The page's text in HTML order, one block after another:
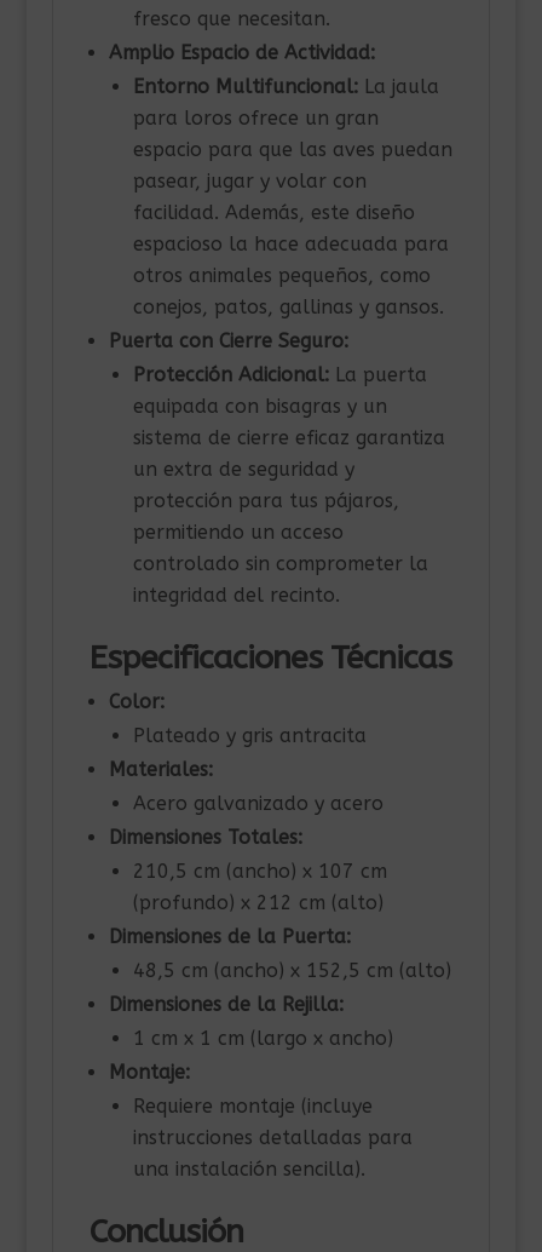
fresco que necesitan.
Amplio Espacio de Actividad:
Entorno Multifuncional:La jaula
para loros ofrece un gran
espacio para que las aves puedan
pasear, jugar y volar con
facilidad. Además, este diseño
espacioso la hace adecuada para
otros animales pequeños, como
conejos, patos, gallinas y gansos.
Puerta con Cierre Seguro:
Protección Adicional:La puerta
equipada con bisagras y un
sistema de cierre eficaz garantiza
un extra de seguridad y
protección para tus pájaros,
permitiendo un acceso
controlado sin comprometer la
integridad del recinto.
Especificaciones Técnicas
Color:
Plateado y gris antracita
Materiales:
Acero galvanizado y acero
Dimensiones Totales:
210,5 cm (ancho) x 107 cm
(profundo) x 212 cm (alto)
Dimensiones de la Puerta:
48,5 cm (ancho) x 152,5 cm (alto)
Dimensiones de la Rejilla:
1 cm x 1 cm (largo x ancho)
Montaje:
Requiere montaje (incluye
instrucciones detalladas para
una instalación sencilla).
Conclusión